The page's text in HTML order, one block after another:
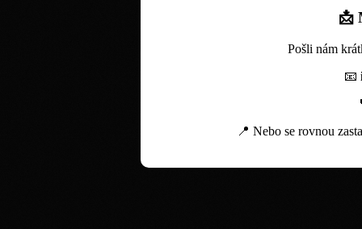
📩
Pošli nám
📧
📍 Nebo se rovnou